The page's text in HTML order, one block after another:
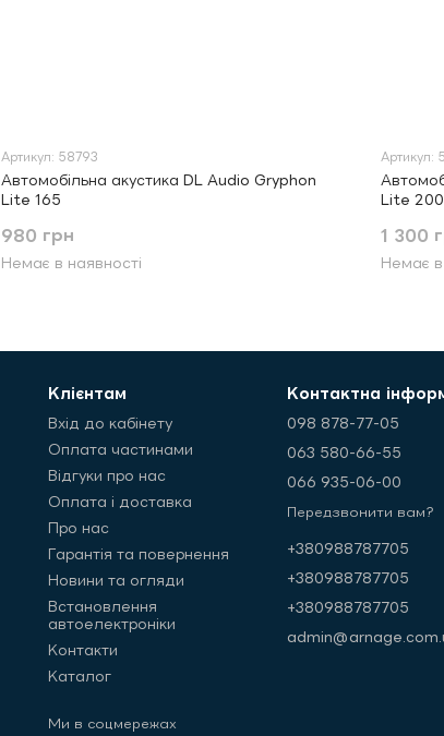
Артикул: 58793
Автомобільна акустика DL Audio Gryphon
Lite 165
980 грн
Немає в наявності
Артикул:
Lite 200
1 300
Немає в
Клієнтам
Вхід до кабінету
Оплата частинами
Відгуки про нас
Оплата і доставка
Про нас
Гарантія та повернення
Новини та огляди
Встановлення
автоелектроніки
Контакти
Каталог
Ми в соцмережах
Контактна
098 878-77-05
063 580-66-55
066 935-06-00
Передзвонити вам?
+380988787705
+380988787705
+380988787705